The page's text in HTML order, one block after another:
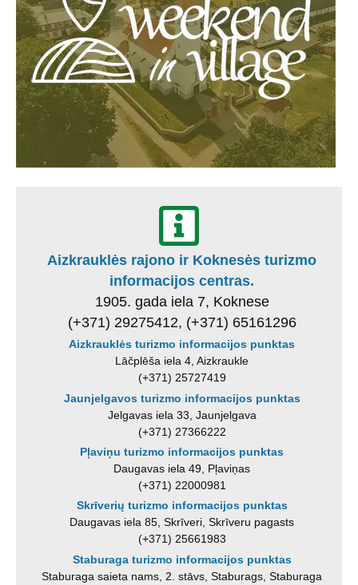
Aizkrauklės rajono ir Koknesės turizmo
informacijos centras.
1905. gada iela 7, Koknese
(+371) 29275412, (+371) 65161296
Aizkrauklės turizmo informacijos punktas
Lāčplēša iela 4, Aizkraukle
(+371) 25727419
Jaunjelgavos turizmo informacijos punktas
Jelgavas iela 33, Jaunjelgava
(+371) 27366222
Pļaviņu turizmo informacijos punktas
Daugavas iela 49, Pļaviņas
(+371) 22000981
Skrīverių turizmo informacijos punktas
Daugavas iela 85, Skrīveri, Skrīveru pagasts
(+371) 25661983
Staburaga turizmo informacijos punktas
Staburaga saieta nams, 2. stāvs, Staburags, Staburaga